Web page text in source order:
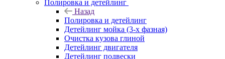
Полировка и детейлинг
Назад
Полировка и детейлинг
Детейлинг мойка (3-х фазная)
Очистка кузова глиной
Детейлинг двигателя
Детейлинг подвески